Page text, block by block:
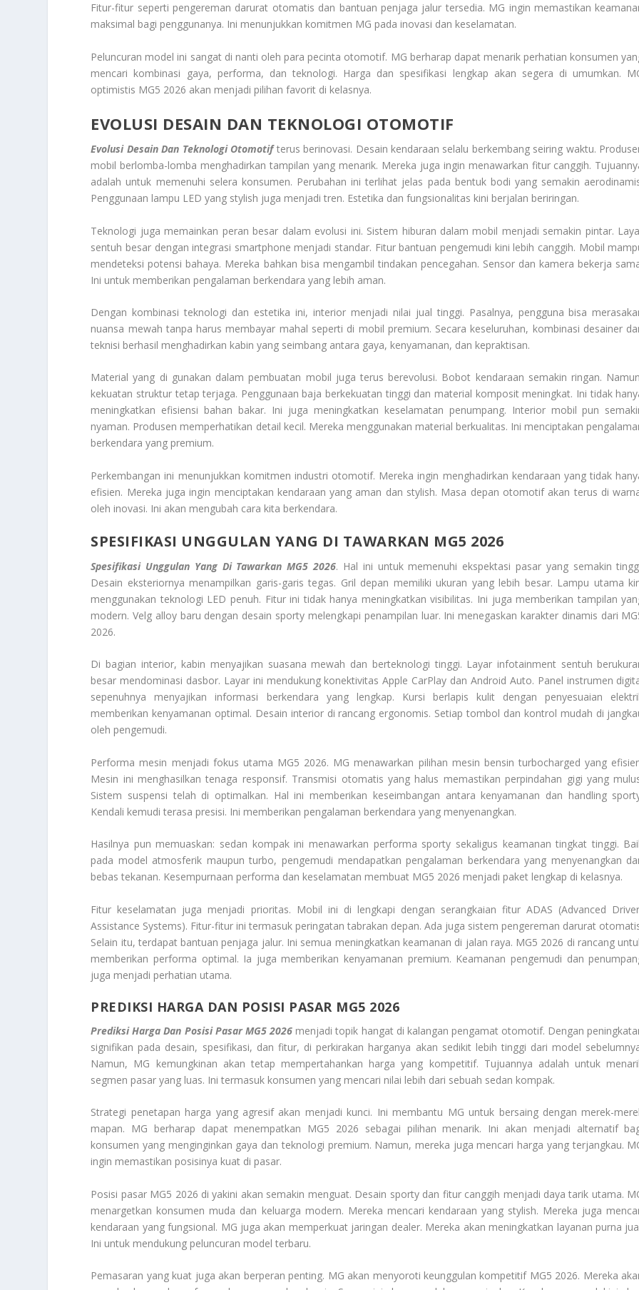
Fitur-fitur seperti pengereman darurat otomatis dan bantuan penjaga jalur tersedia. MG ingin memastikan
maksimal bagi penggunanya. Ini menunjukkan komitmen MG pada inovasi dan keselamatan.
Peluncuran model ini sangat di nanti oleh para pecinta otomotif. MG berharap dapat menarik perhatian konsumen
mencari kombinasi gaya, performa, dan teknologi. Harga dan spesifikasi lengkap akan segera di umumkan.
optimistis MG5 2026 akan menjadi pilihan favorit di kelasnya.
EVOLUSI DESAIN DAN TEKNOLOGI OTOMOTIF
Evolusi Desain Dan Teknologi Otomotifterus berinovasi. Desain kendaraan selalu berkembang seiring waktu.
mobil berlomba-lomba menghadirkan tampilan yang menarik. Mereka juga ingin menawarkan fitur canggih.
adalah untuk memenuhi selera konsumen. Perubahan ini terlihat jelas pada bentuk bodi yang semakin
Penggunaan lampu LED yang stylish juga menjadi tren. Estetika dan fungsionalitas kini berjalan beriringan.
Teknologi juga memainkan peran besar dalam evolusi ini. Sistem hiburan dalam mobil menjadi semakin pintar.
sentuh besar dengan integrasi smartphone menjadi standar. Fitur bantuan pengemudi kini lebih canggih. Mobil
mendeteksi potensi bahaya. Mereka bahkan bisa mengambil tindakan pencegahan. Sensor dan kamera bekerja
Ini untuk memberikan pengalaman berkendara yang lebih aman.
Dengan kombinasi teknologi dan estetika ini, interior menjadi nilai jual tinggi. Pasalnya, pengguna bisa
nuansa mewah tanpa harus membayar mahal seperti di mobil premium. Secara keseluruhan, kombinasi desainer
teknisi berhasil menghadirkan kabin yang seimbang antara gaya, kenyamanan, dan kepraktisan.
Material yang di gunakan dalam pembuatan mobil juga terus berevolusi. Bobot kendaraan semakin ringan.
kekuatan struktur tetap terjaga. Penggunaan baja berkekuatan tinggi dan material komposit meningkat. Ini tidak
meningkatkan efisiensi bahan bakar. Ini juga meningkatkan keselamatan penumpang. Interior mobil pun
nyaman. Produsen memperhatikan detail kecil. Mereka menggunakan material berkualitas. Ini menciptakan
berkendara yang premium.
Perkembangan ini menunjukkan komitmen industri otomotif. Mereka ingin menghadirkan kendaraan yang tidak
efisien. Mereka juga ingin menciptakan kendaraan yang aman dan stylish. Masa depan otomotif akan terus di
oleh inovasi. Ini akan mengubah cara kita berkendara.
SPESIFIKASI UNGGULAN YANG DI TAWARKAN MG5 2026
Spesifikasi Unggulan Yang Di Tawarkan MG5 2026. Hal ini untuk memenuhi ekspektasi pasar yang semakin
Desain eksteriornya menampilkan garis-garis tegas. Gril depan memiliki ukuran yang lebih besar. Lampu utama
menggunakan teknologi LED penuh. Fitur ini tidak hanya meningkatkan visibilitas. Ini juga memberikan tampilan
modern. Velg alloy baru dengan desain sporty melengkapi penampilan luar. Ini menegaskan karakter dinamis dari
2026.
Di bagian interior, kabin menyajikan suasana mewah dan berteknologi tinggi. Layar infotainment sentuh
besar mendominasi dasbor. Layar ini mendukung konektivitas Apple CarPlay dan Android Auto. Panel instrumen
sepenuhnya menyajikan informasi berkendara yang lengkap. Kursi berlapis kulit dengan penyesuaian
memberikan kenyamanan optimal. Desain interior di rancang ergonomis. Setiap tombol dan kontrol mudah di
oleh pengemudi.
Performa mesin menjadi fokus utama MG5 2026. MG menawarkan pilihan mesin bensin turbocharged yang
Mesin ini menghasilkan tenaga responsif. Transmisi otomatis yang halus memastikan perpindahan gigi yang
Sistem suspensi telah di optimalkan. Hal ini memberikan keseimbangan antara kenyamanan dan handling
Kendali kemudi terasa presisi. Ini memberikan pengalaman berkendara yang menyenangkan.
Hasilnya pun memuaskan: sedan kompak ini menawarkan performa sporty sekaligus keamanan tingkat tinggi.
pada model atmosferik maupun turbo, pengemudi mendapatkan pengalaman berkendara yang menyenangkan
bebas tekanan. Kesempurnaan performa dan keselamatan membuat MG5 2026 menjadi paket lengkap di kelasnya.
Fitur keselamatan juga menjadi prioritas. Mobil ini di lengkapi dengan serangkaian fitur ADAS (Advanced
Assistance Systems). Fitur-fitur ini termasuk peringatan tabrakan depan. Ada juga sistem pengereman darurat
Selain itu, terdapat bantuan penjaga jalur. Ini semua meningkatkan keamanan di jalan raya. MG5 2026 di rancang
memberikan performa optimal. Ia juga memberikan kenyamanan premium. Keamanan pengemudi dan
juga menjadi perhatian utama.
PREDIKSI HARGA DAN POSISI PASAR MG5 2026
Prediksi Harga Dan Posisi Pasar MG5 2026 menjadi topik hangat di kalangan pengamat otomotif. Dengan
signifikan pada desain, spesifikasi, dan fitur, di perkirakan harganya akan sedikit lebih tinggi dari model
Namun, MG kemungkinan akan tetap mempertahankan harga yang kompetitif. Tujuannya adalah untuk
segmen pasar yang luas. Ini termasuk konsumen yang mencari nilai lebih dari sebuah sedan kompak.
Strategi penetapan harga yang agresif akan menjadi kunci. Ini membantu MG untuk bersaing dengan merek-
mapan. MG berharap dapat menempatkan MG5 2026 sebagai pilihan menarik. Ini akan menjadi alternatif
konsumen yang menginginkan gaya dan teknologi premium. Namun, mereka juga mencari harga yang terjangkau.
ingin memastikan posisinya kuat di pasar.
Posisi pasar MG5 2026 di yakini akan semakin menguat. Desain sporty dan fitur canggih menjadi daya tarik utama.
menargetkan konsumen muda dan keluarga modern. Mereka mencari kendaraan yang stylish. Mereka juga
kendaraan yang fungsional. MG juga akan memperkuat jaringan dealer. Mereka akan meningkatkan layanan purna
Ini untuk mendukung peluncuran model terbaru.
Pemasaran yang kuat juga akan berperan penting. MG akan menyoroti keunggulan kompetitif MG5 2026. Mereka